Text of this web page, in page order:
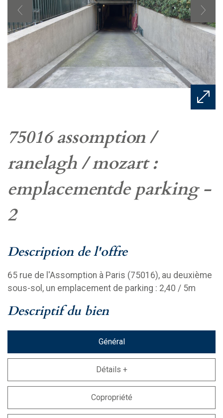
75016 assomption /
ranelagh / mozart :
emplacementde parking -
2
description de l'offre
65 rue de l'Assomption à Paris (75016), au deuxième
sous-sol, un emplacement de parking : 2,40 / 5m
descriptif du bien
Général
Détails +
Copropriété